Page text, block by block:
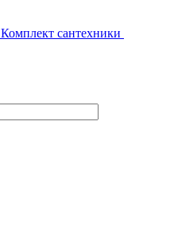
Комплект сантехники